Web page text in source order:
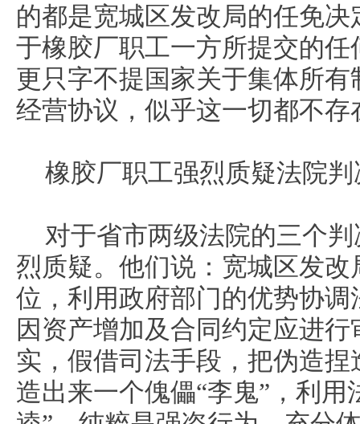
的都是宽城区发改局的任免
于橡胶厂职工一方所提交的
更只字不提国家关于集体所
经营协议，似乎这一切都不存
橡胶厂职工强烈质疑法院
对于省市两级法院的三个
烈质疑。他们说：宽城区发
位，利用政府部门的优势协
因资产增加及合同约定应进
实，假借司法手段，把伪造
造出来一个傀儡“李鬼”，利